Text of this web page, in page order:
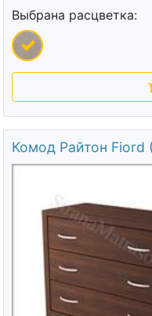
Выбрана расцветка:
Комод Райтон Fiord